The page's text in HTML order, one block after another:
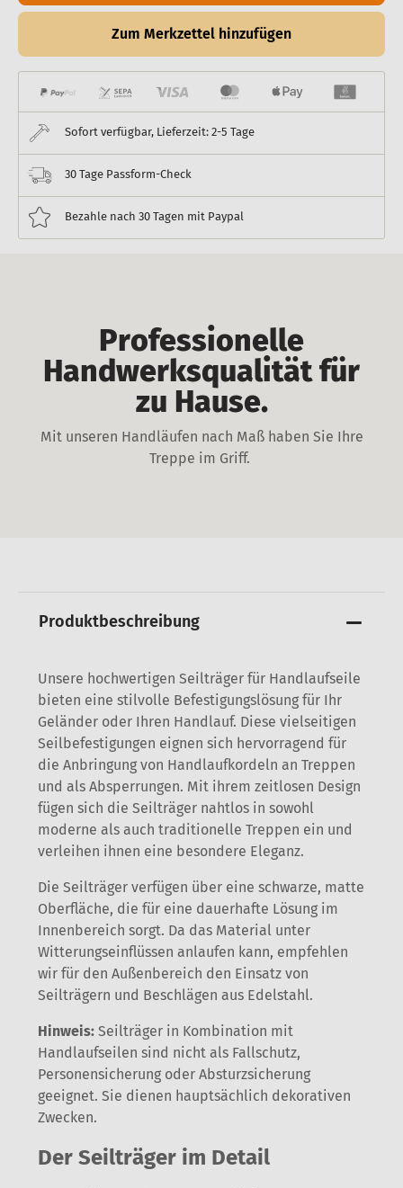
Zum Merkzettel hinzufügen
Sofort verfügbar, Lieferzeit: 2-5 Tage
30 Tage Passform-Check
Bezahle nach 30 Tagen mit Paypal
Professionelle
Handwerksqualität für
zu Hause.
Mit unseren Handläufen nach Maß haben Sie Ihre
Treppe im Griff.
Produktbeschreibung
Unsere hochwertigen Seilträger für Handlaufseile
bieten eine stilvolle Befestigungslösung für Ihr
Geländer oder Ihren Handlauf. Diese vielseitigen
Seilbefestigungen eignen sich hervorragend für
die Anbringung von Handlaufkordeln an Treppen
und als Absperrungen. Mit ihrem zeitlosen Design
fügen sich die Seilträger nahtlos in sowohl
moderne als auch traditionelle Treppen ein und
verleihen ihnen eine besondere Eleganz.
Die Seilträger verfügen über eine schwarze, matte
Oberfläche, die für eine dauerhafte Lösung im
Innenbereich sorgt. Da das Material unter
Witterungseinflüssen anlaufen kann, empfehlen
wir für den Außenbereich den Einsatz von
Seilträgern und Beschlägen aus Edelstahl.
Hinweis: Seilträger in Kombination mit
Handlaufseilen sind nicht als Fallschutz,
Personensicherung oder Absturzsicherung
geeignet. Sie dienen hauptsächlich dekorativen
Zwecken.
Der Seilträger im Detail